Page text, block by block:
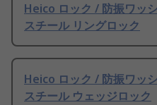
Heico ロック / 防振ワッ
スチール リングロック
Heico ロック / 防振ワッ
スチール ウェッジロック